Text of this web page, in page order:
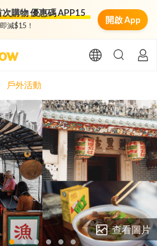
購物 優惠碼 APP15
減$15！
開啟 App
戶外活動
lens lens lens lens lens lens
查看圖片